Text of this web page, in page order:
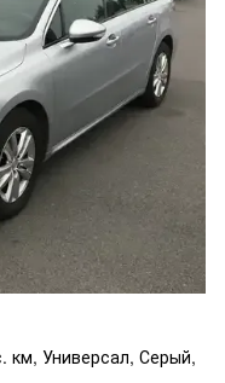
км, Универсал, Серый,